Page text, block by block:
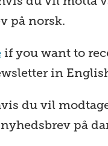
på norsk.
if you want to
in
du vil
på